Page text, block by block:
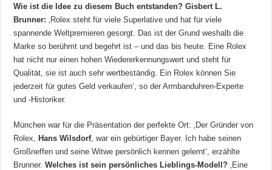
Wie ist die Idee zu diesem Buch entstanden? Gisbert L.
Brunner: ‚Rolex steht für viele Superlative und hat für viele
spannende Weltpremieren gesorgt. Das ist der Grund weshalb die
Marke so berühmt und begehrt ist – und das bis heute. Eine Rolex
hat nicht nur einen hohen Wiedererkennungswert und steht für
Qualität, sie ist auch sehr wertbeständig. Ein Rolex können Sie
jederzeit für gutes Geld verkaufen‘, so der Armbanduhren-Experte
und -Historiker.
München war für die Präsentation der perfekte Ort: ‚Der Gründer von
Rolex,Hans Wilsdorf, war ein gebürtiger Bayer. Ich habe seinen
Großneffen und seine Witwe persönlich kennen gelernt‘, erzählte
Brunner.Welches ist sein persönliches Lieblings-Modell? ‚Eine